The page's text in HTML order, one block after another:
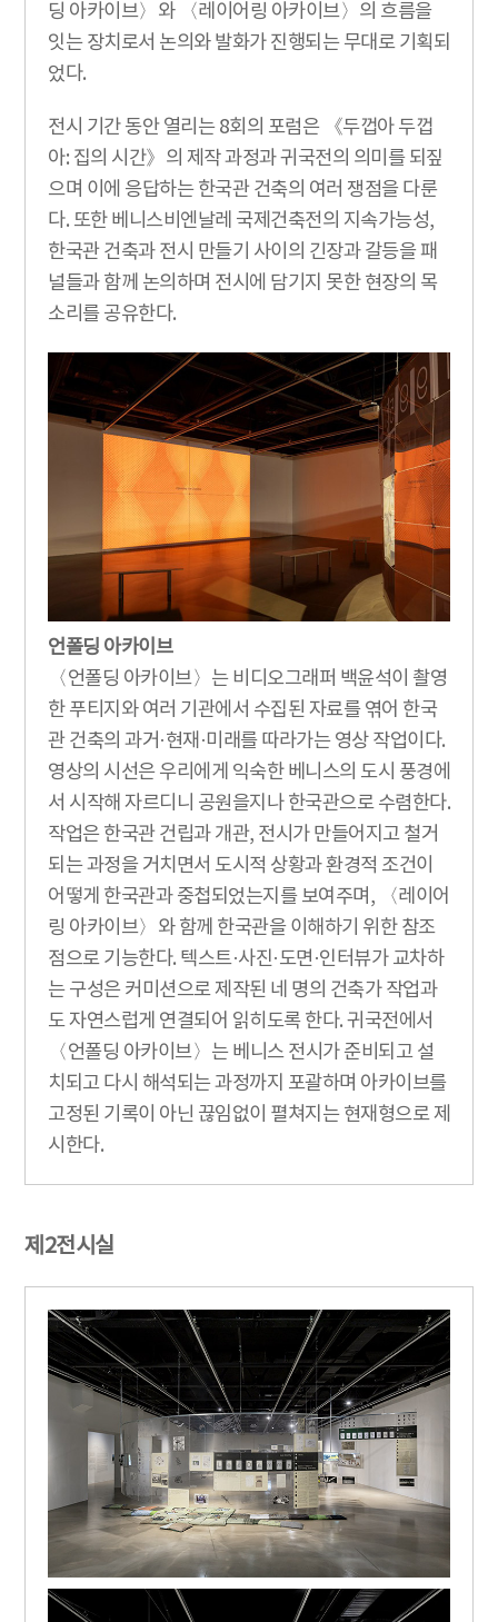
딩 아카이브〉와 〈레이어링 아카이브〉의 흐름을
잇는 장치로서 논의와 발화가 진행되는 무대로 기획되
었다.
전시 기간 동안 열리는 8회의 포럼은 《두껍아 두껍
아: 집의 시간》의 제작 과정과 귀국전의 의미를 되짚
으며 이에 응답하는 한국관 건축의 여러 쟁점을 다룬
다. 또한 베니스비엔날레 국제건축전의 지속가능성,
한국관 건축과 전시 만들기 사이의 긴장과 갈등을 패
널들과 함께 논의하며 전시에 담기지 못한 현장의 목
소리를 공유한다.
언폴딩 아카이브
〈언폴딩 아카이브〉는 비디오그래퍼 백윤석이 촬영
한 푸티지와 여러 기관에서 수집된 자료를 엮어 한국
관 건축의 과거·현재·미래를 따라가는 영상 작업이다.
영상의 시선은 우리에게 익숙한 베니스의 도시 풍경에
서 시작해 자르디니 공원을지나 한국관으로 수렴한다.
작업은 한국관 건립과 개관, 전시가 만들어지고 철거
되는 과정을 거치면서 도시적 상황과 환경적 조건이
어떻게 한국관과 중첩되었는지를 보여주며, 〈레이어
링 아카이브〉와 함께 한국관을 이해하기 위한 참조
점으로 기능한다. 텍스트·사진·도면·인터뷰가 교차하
는 구성은 커미션으로 제작된 네 명의 건축가 작업과
도 자연스럽게 연결되어 읽히도록 한다. 귀국전에서
〈언폴딩 아카이브〉는 베니스 전시가 준비되고 설
치되고 다시 해석되는 과정까지 포괄하며 아카이브를
고정된 기록이 아닌 끊임없이 펼쳐지는 현재형으로 제
시한다.
제2전시실